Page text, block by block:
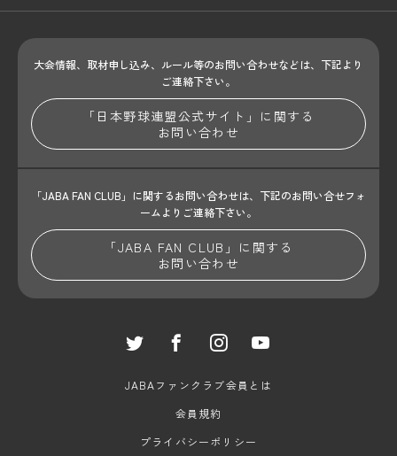
大会情報、取材申し込み、ルール等のお問い合わせなどは、下記より
ご連絡下さい。
「日本野球連盟公式サイト」に関する
お問い合わせ
「JABA FAN CLUB」に関するお問い合わせは、 下記のお問い合せフォ
ームよりご連絡下さい。
「JABA FAN CLUB」に関する
お問い合わせ
JABAファンクラブ会員とは
会員規約
プライバシーポリシー